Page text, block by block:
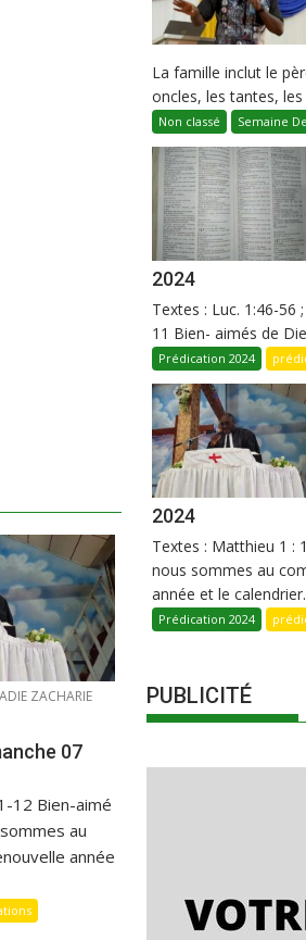
ZACHARIE
07
12 Bien-aimé
au
année
La famille inclut le
oncles, les tantes, les
Non classé Semaine
2024
Textes : Luc. 1:46-56
11 Bien- aimés de
Prédication 2024
2024
Textes : Matthieu 1 :
nous sommes au
année et le
Prédication 2024
PUBLICITÉ